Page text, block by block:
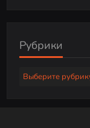
Рубрики
Р